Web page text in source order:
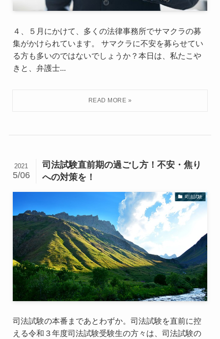
４、５月にかけて、多くの法律事務所でサマクラの募
集がかけられています。 サマクラに不安を募らせてい
る方も多いのではないでしょうか？本日は、私たこや
きと、弁護士...
司法試験直前期の過ごし方！不安・焦り
への対策を！
2021
5/06
司法試験
司法試験の本番まであとわずか。司法試験を直前に控
える令和３年度司法試験受験生の方々は、司法試験の